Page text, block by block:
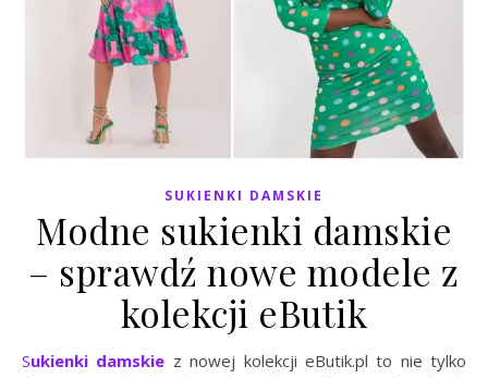
SUKIENKI DAMSKIE
Modne sukienki damskie
– sprawdź nowe modele z
kolekcji eButik
Sukienki damskie z nowej kolekcji eButik.pl to nie tylko